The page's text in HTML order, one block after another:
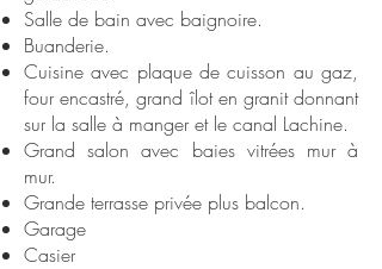
Salle de bain avec baignoire.
Buanderie.
Cuisine avec plaque de cuisson au gaz,
four encastré, grand îlot en granit donnant
sur la salle à manger et le canal Lachine.
Grand salon avec baies vitrées mur à
mur.
Grande terrasse privée plus balcon.
Garage
Casier